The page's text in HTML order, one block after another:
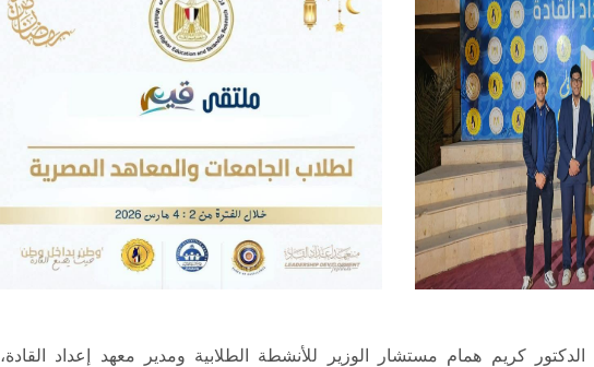
كريم همام مستشار الوزير للأنشطة الطلابية ومدير معهد إعداد القادة،